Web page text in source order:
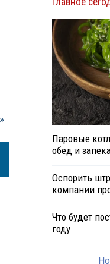
Паровые
обед и
Оспорить
компании
Что будет
году